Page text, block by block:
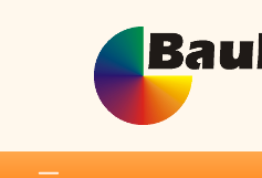
Zum Hauptinhalt springen